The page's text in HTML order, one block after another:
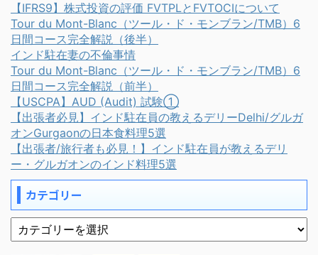
【IFRS9】株式投資の評価 FVTPLとFVTOCIについて
Tour du Mont-Blanc（ツール・ド・モンブラン/TMB）6
日間コース完全解説（後半）
インド駐在妻の不倫事情
Tour du Mont-Blanc（ツール・ド・モンブラン/TMB）6
日間コース完全解説（前半）
【USCPA】AUD (Audit) 試験①
【出張者必見】インド駐在員の教えるデリーDelhi/グルガ
オンGurgaonの日本食料理5選
【出張者/旅行者も必見！】インド駐在員が教えるデリ
ー・グルガオンのインド料理5選
カテゴリー